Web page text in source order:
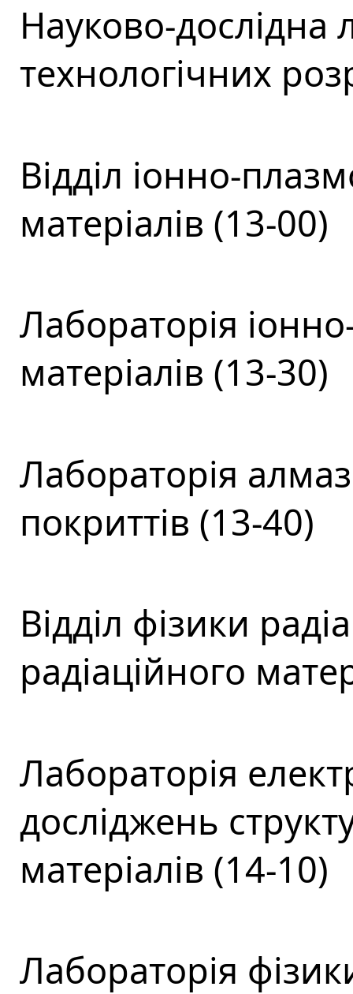
Науково-дослідна
технологічних
Відділ іонно-
матеріалів (13-00)
Лабораторія
матеріалів (13-30)
Лабораторія
покриттів (13-40)
Відділ фізики
радіаційного
Лабораторія
досліджень
матеріалів (14-10)
Лабораторія